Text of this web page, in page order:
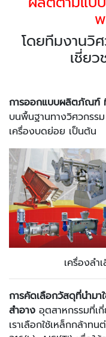
โดยทีมงานวิ
เชี่ย
การออกแบบผลิตภัณฑ์
บนพื้นฐานทางวิศวกรร
เครื่องบดย่อย เป็นต้น
เครื่องล
การคัดเลือกวัสดุที่นำมา
สำอาง อุตสาหกรรมที่เ
เราเลือกใช้เหล็กกล้าท